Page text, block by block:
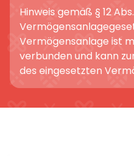
Hinweis gemäß § 12
Vermögensanlage ist
verbunden und kann
des eingesetzten